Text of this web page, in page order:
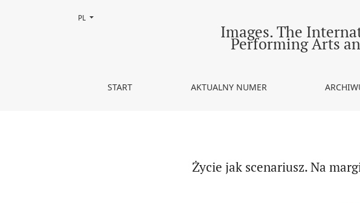
Życie jak scenariusz. Na marginesie książki (Nie)zapomniani
Images. The
Performing Arts
START AKTUALNY NUMER
Zmień język, obecnie wybrany to:
PL
Życie jak scenariusz. Na